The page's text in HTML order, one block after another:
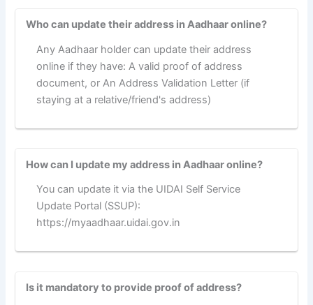
Who can update their address in Aadhaar online?
Any Aadhaar holder can update their address
online if they have: A valid proof of address
document, or An Address Validation Letter (if
staying at a relative/friend's address)
How can I update my address in Aadhaar online?
You can update it via the UIDAI Self Service
Update Portal (SSUP):
https://myaadhaar.uidai.gov.in
Is it mandatory to provide proof of address?